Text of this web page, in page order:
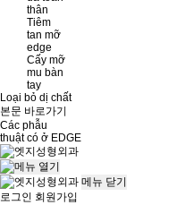
thân
Tiêm
tan mỡ
edge
Cấy mỡ
mu bàn
tay
Loại bỏ dị chất
본문 바로가기
Các phẫu
thuật có ở EDGE
메뉴 닫기
로그인 회원가입